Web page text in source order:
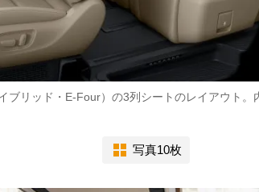
ブリッド・E-Four）の3列シートのレイアウト。
写真10枚